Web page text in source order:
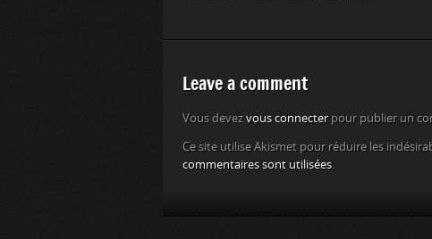
Leave a comment
Vous devez vous connecterpour publier un
Ce site utilise Akismet pour réduire les
commentaires sont utilisées.